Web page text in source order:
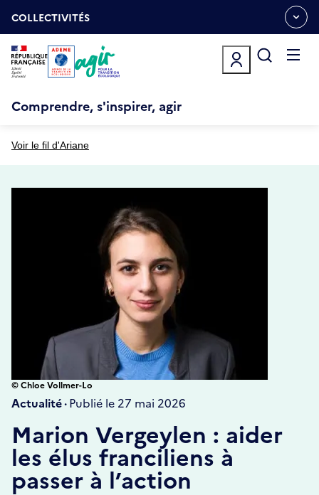
auOUVRIR
LE
MENU
ESPACE
COLLECTIVITÉS
Comprendre, s'inspirer, agir
Voir le fil d'Ariane
© Chloe Vollmer-Lo
Actualité ·Publié le 27 mai 2026
Marion Vergeylen : aider
les élus franciliens à
passer à l’action